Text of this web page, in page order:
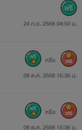
24 ก.ย. 2568 04:50 น.
08 ต.ค. 2568 15:36 น.
หรือ 300
08 ต.ค. 2568 15:36 น.
หรือ 300